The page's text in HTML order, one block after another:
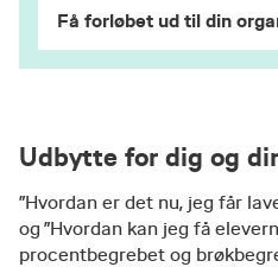
Få forløbet ud til din
Udbytte for dig og
”Hvordan er det nu, jeg får
og ”Hvordan kan jeg få
procentbegrebet og